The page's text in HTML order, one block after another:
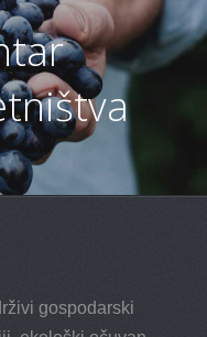
gospodarski